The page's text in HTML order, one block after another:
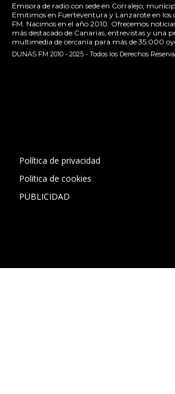
Emisora de radio con sede en Corralejo,
Emitimos en Fuerteventura y Lanzarote en los
FM. Nacimos en el año 2010. Ofrecemos
más destacado de Canarias, entrevistas y una
multimedia de cercanía para más de 35.000
DUNAS FM 2010 - 2025 - Todos los Derechos
Política de privacidad
Politica de cookies
PUBLICIDAD